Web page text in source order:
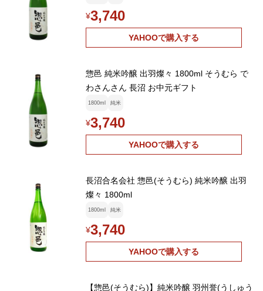
¥3,740
YAHOOで購入する
惣邑 純米吟醸 出羽燦々 1800ml そうむら で
わさんさん 長沼 お中元ギフト
1800ml 純米
¥3,740
YAHOOで購入する
長沼合名会社 惣邑(そうむら) 純米吟醸 出羽
燦々 1800ml
1800ml 純米
¥3,740
YAHOOで購入する
【惣邑(そうむら)】純米吟醸 羽州誉(うしゅう